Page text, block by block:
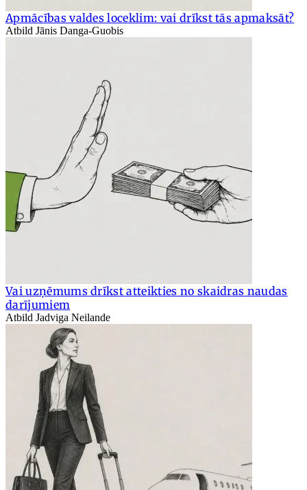
Apmācības valdes loceklim: vai drīkst tās apmaksāt?
Atbild Jānis Danga-Guobis
Vai uzņēmums drīkst atteikties no skaidras naudas
darījumiem
Atbild Jadviga Neilande